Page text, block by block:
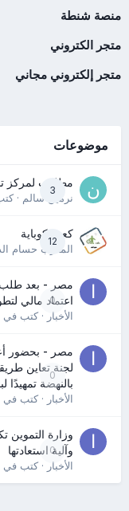
منصة شنطة
متجر الكتروني
متجر إلكتروني مجاني
موضوعات
3
مطلوب لمركز
نرمين سالم·
12
كعب كوباية
المدرب حسام
0
مصر - بعد طلب
اعتماد مالي
الأخبار· كتب في
0
مصر - بحضور
لجنة تعاين
بالنهضة تمهيدًا
الأخبار· كتب في
0
وزارة التموين
وآلية استعادتها
الأخبار· كتب في